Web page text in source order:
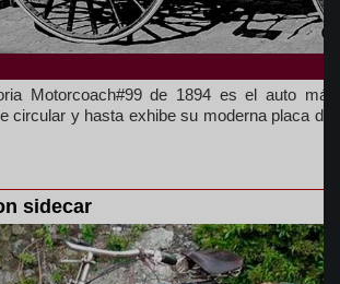
Motorcoach#99 de 1894 es el auto
circular y hasta exhibe su moderna placa
sidecar